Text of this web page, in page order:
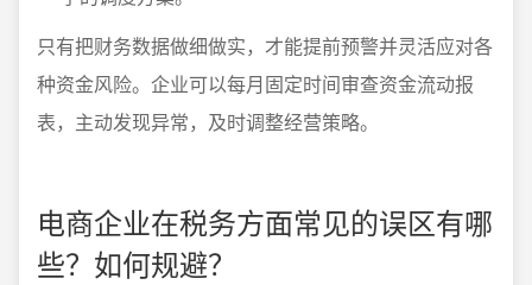
只有把财务数据做细做实，才能提前预警并灵活应对各
种资金风险。企业可以每月固定时间审查资金流动报
表，主动发现异常，及时调整经营策略。
电商企业在税务方面常见的误区有哪
些？如何规避？